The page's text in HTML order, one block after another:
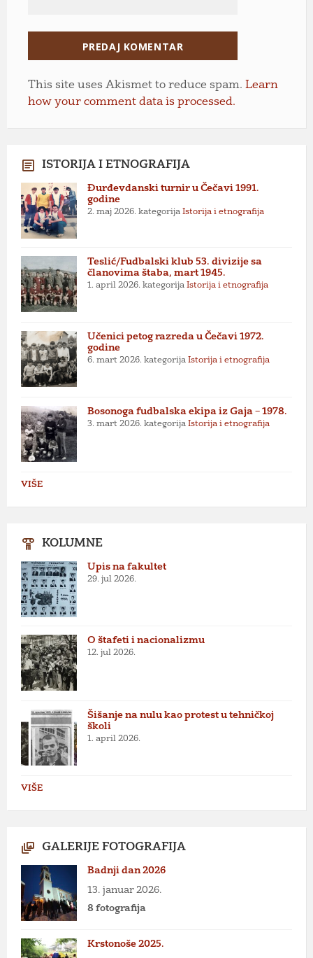
This site uses Akismet to reduce spam. Learn
how your comment data is processed.
ISTORIJA I ETNOGRAFIJA
Đurđevdanski turnir u Čečavi 1991.
godine
2. maj 2026. kategorija Istorija i etnografija
Teslić/Fudbalski klub 53. divizije sa
članovima štaba, mart 1945.
1. april 2026. kategorija Istorija i etnografija
Učenici petog razreda u Čečavi 1972.
godine
6. mart 2026. kategorija Istorija i etnografija
Bosonoga fudbalska ekipa iz Gaja – 1978.
3. mart 2026. kategorija Istorija i etnografija
VIŠE
KOLUMNE
Upis na fakultet
29. jul 2026.
O štafeti i nacionalizmu
12. jul 2026.
Šišanje na nulu kao protest u tehničkoj
školi
1. april 2026.
VIŠE
GALERIJE FOTOGRAFIJA
Badnji dan 2026
13. januar 2026.
8 fotografija
Krstonoše 2025.